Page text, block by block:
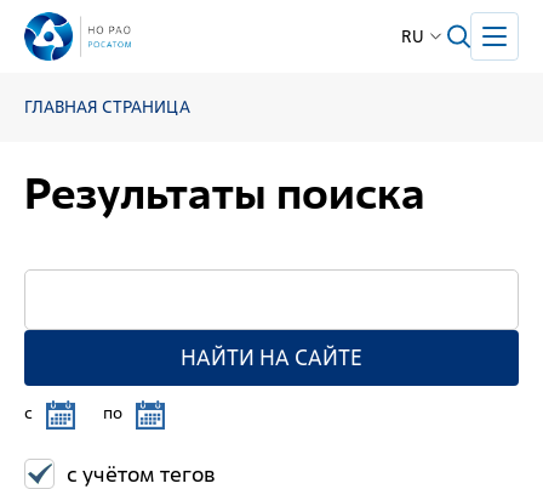
RU
ГЛАВНАЯ СТРАНИЦА
Результаты поиска
НАЙТИ НА САЙТЕ
c по
с учётом тегов